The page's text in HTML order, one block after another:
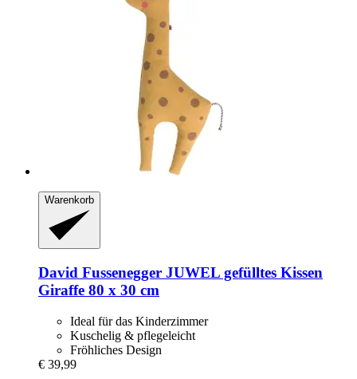
Warenkorb
David Fussenegger JUWEL gefülltes Kissen
Giraffe 80 x 30 cm
Ideal für das Kinderzimmer
Kuschelig & pflegeleicht
Fröhliches Design
€ 39,99